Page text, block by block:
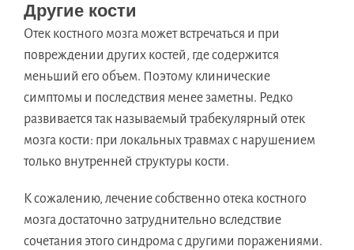
Другие кости
Отек костного мозга может встречаться и при
повреждении других костей, где содержится
меньший его объем. Поэтому клинические
симптомы и последствия менее заметны. Редко
развивается так называемый трабекулярный отек
мозга кости: при локальных травмах с нарушением
только внутренней структуры кости.
К сожалению, лечение собственно отека костного
мозга достаточно затруднительно вследствие
сочетания этого синдрома с другими поражениями.